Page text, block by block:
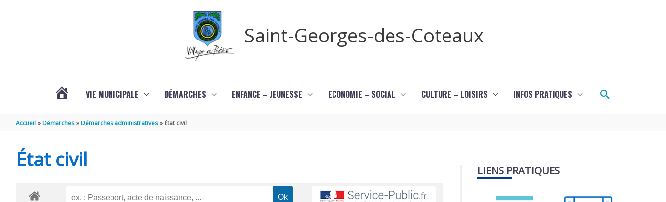
Saint-Georges-des-Coteaux
VIE MUNICIPALE DÉMARCHES ENFANCE – JEUNESSE ECONOMIE – SOCIAL CULTURE – LOISIRS INFOS PRATIQUES Rechercher
Accueil Démarches Démarches administratives État civil
État civil LIENS PRATIQUES